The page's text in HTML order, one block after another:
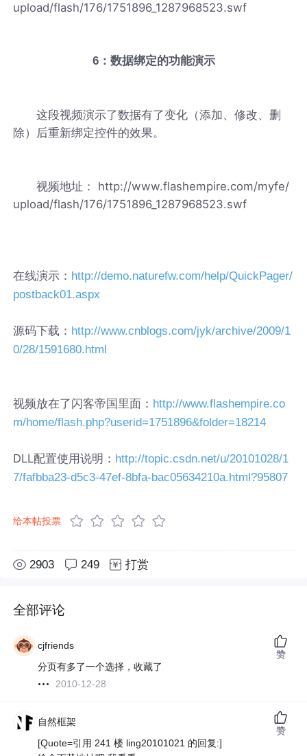
upload/flash/176/1751896_1287968523.swf
6：数据绑定的功能演示
这段视频演示了数据有了变化（添加、修改、删
除）后重新绑定控件的效果。
视频地址： http://www.flashempire.com/myfe/
upload/flash/176/1751896_1287968523.swf
在线演示： http://demo.naturefw.com/help/QuickPager/
postback01.aspx
源码下载： http://www.cnblogs.com/jyk/archive/2009/1
0/28/1591680.html
视频放在了闪客帝国里面： http://www.flashempire.co
m/home/flash.php?userid=1751896&folder=18214
DLL配置使用说明： http://topic.csdn.net/u/20101028/1
7/fafbba23-d5c3-47ef-8bfa-bac05634210a.html?95807
给本帖投票
2903 249 打赏
全部评论
cjfriends
分页有多了一个选择，收藏了
2010-12-28
赞
自然框架
[Quote=引用 241 楼 ling20101021 的回复:]
赞